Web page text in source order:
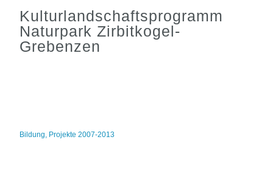
Kulturlandschaftsprogramm
Naturpark Zirbitkogel-
Grebenzen
Bildung, Projekte 2007-2013